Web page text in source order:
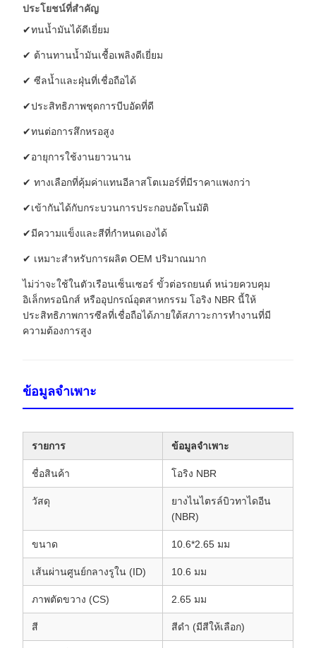
ประโยชน์ที่สำคัญ
✔ทนน้ำมันได้ดีเยี่ยม
✔ ต้านทานน้ำมันเชื้อเพลิงดีเยี่ยม
✔ ซีลน้ำและฝุ่นที่เชื่อถือได้
✔ประสิทธิภาพชุดการบีบอัดที่ดี
✔ทนต่อการสึกหรอสูง
✔อายุการใช้งานยาวนาน
✔ ทางเลือกที่คุ้มค่าแทนอีลาสโตเมอร์ที่มีราคาแพงกว่า
✔เข้ากันได้กับกระบวนการประกอบอัตโนมัติ
✔มีความแข็งและสีที่กำหนดเองได้
✔ เหมาะสำหรับการผลิต OEM ปริมาณมาก
ไม่ว่าจะใช้ในตัวเรือนเซ็นเซอร์ ขั้วต่อรถยนต์ หน่วยควบคุม
อิเล็กทรอนิกส์ หรืออุปกรณ์อุตสาหกรรม โอริง NBR นี้ให้
ประสิทธิภาพการซีลที่เชื่อถือได้ภายใต้สภาวะการทำงานที่มี
ความต้องการสูง
ข้อมูลจำเพาะ
รายการ ข้อมูลจำเพาะ
ชื่อสินค้า โอริง NBR
วัสดุ
ยางไนไตรล์บิวทาไดอีน
(NBR)
ขนาด 10.6*2.65 มม
เส้นผ่านศูนย์กลางรูใน (ID) 10.6 มม
ภาพตัดขวาง (CS) 2.65 มม
สี สีดำ (มีสีให้เลือก)